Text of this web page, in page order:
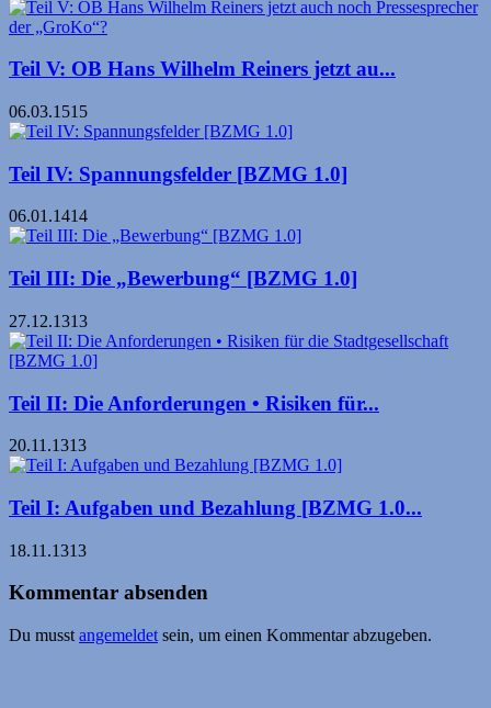
Teil V: OB Hans Wilhelm Reiners jetzt au...
06.03.1515
Teil IV: Spannungsfelder [BZMG 1.0]
06.01.1414
Teil III: Die „Bewerbung“ [BZMG 1.0]
27.12.1313
Teil II: Die Anforderungen • Risiken für...
20.11.1313
Teil I: Aufgaben und Bezahlung [BZMG 1.0...
18.11.1313
Kommentar absenden
Du musst angemeldet sein, um einen Kommentar abzugeben.